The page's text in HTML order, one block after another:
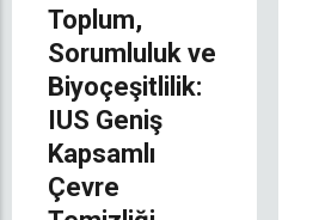
Toplum,
Sorumluluk ve
Biyoçeşitlilik:
IUS Geniş
Kapsamlı
Çevre